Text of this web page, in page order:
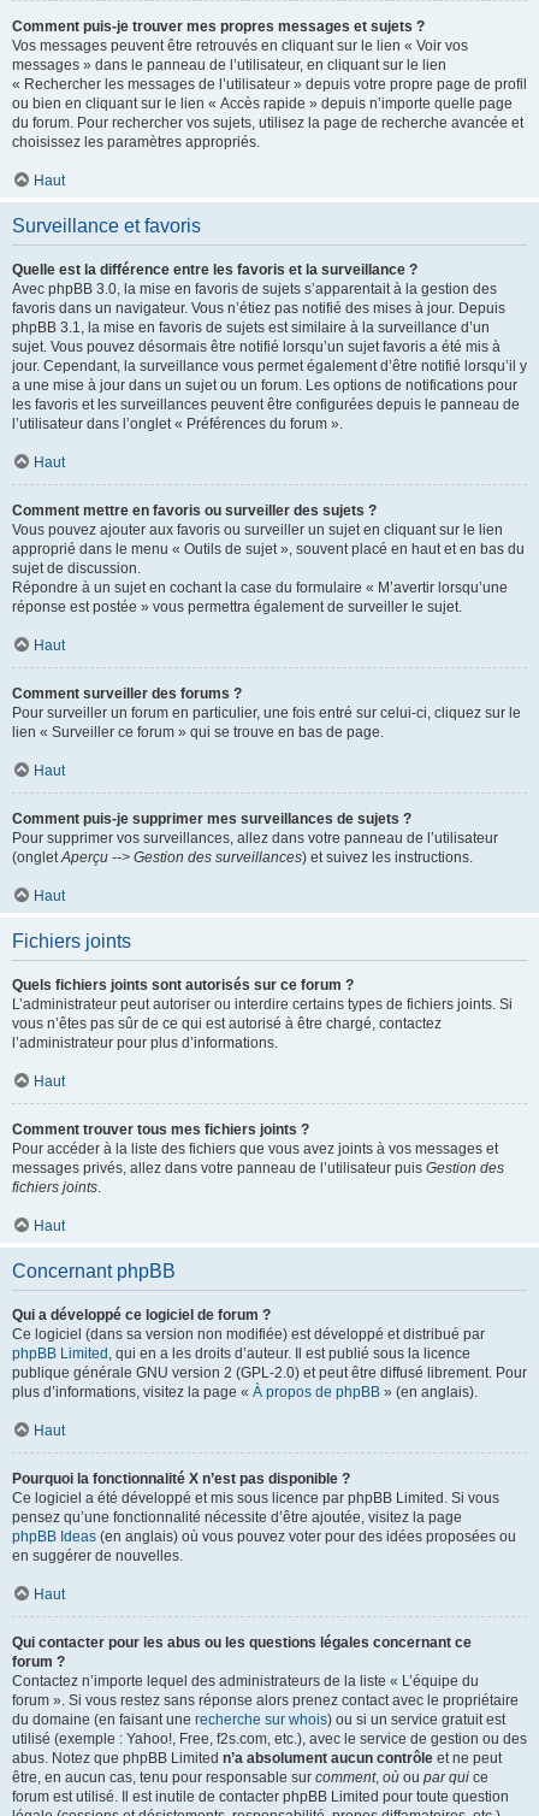
Comment puis-je trouver mes propres messages et sujets ?
Vos messages peuvent être retrouvés en cliquant sur le lien « Voir vos
messages » dans le panneau de l’utilisateur, en cliquant sur le lien
« Rechercher les messages de l’utilisateur » depuis votre propre page de profil
ou bien en cliquant sur le lien « Accès rapide » depuis n’importe quelle page
du forum. Pour rechercher vos sujets, utilisez la page de recherche avancée et
choisissez les paramètres appropriés.
Haut
Surveillance et favoris
Quelle est la différence entre les favoris et la surveillance ?
Avec phpBB 3.0, la mise en favoris de sujets s’apparentait à la gestion des
favoris dans un navigateur. Vous n’étiez pas notifié des mises à jour. Depuis
phpBB 3.1, la mise en favoris de sujets est similaire à la surveillance d’un
sujet. Vous pouvez désormais être notifié lorsqu’un sujet favoris a été mis à
jour. Cependant, la surveillance vous permet également d’être notifié lorsqu’il y
a une mise à jour dans un sujet ou un forum. Les options de notifications pour
les favoris et les surveillances peuvent être configurées depuis le panneau de
l’utilisateur dans l’onglet « Préférences du forum ».
Haut
Comment mettre en favoris ou surveiller des sujets ?
Vous pouvez ajouter aux favoris ou surveiller un sujet en cliquant sur le lien
approprié dans le menu « Outils de sujet », souvent placé en haut et en bas du
sujet de discussion.
Répondre à un sujet en cochant la case du formulaire « M’avertir lorsqu’une
réponse est postée » vous permettra également de surveiller le sujet.
Haut
Comment surveiller des forums ?
Pour surveiller un forum en particulier, une fois entré sur celui-ci, cliquez sur le
lien « Surveiller ce forum » qui se trouve en bas de page.
Haut
Comment puis-je supprimer mes surveillances de sujets ?
Pour supprimer vos surveillances, allez dans votre panneau de l’utilisateur
(ongletAperçu --> Gestion des surveillances) et suivez les instructions.
Haut
Fichiers joints
Quels fichiers joints sont autorisés sur ce forum ?
L’administrateur peut autoriser ou interdire certains types de fichiers joints. Si
vous n’êtes pas sûr de ce qui est autorisé à être chargé, contactez
l’administrateur pour plus d’informations.
Haut
Comment trouver tous mes fichiers joints ?
Pour accéder à la liste des fichiers que vous avez joints à vos messages et
messages privés, allez dans votre panneau de l’utilisateur puis Gestion des
fichiers joints.
Haut
Concernant phpBB
Qui a développé ce logiciel de forum ?
Ce logiciel (dans sa version non modifiée) est développé et distribué par
phpBB Limited , qui en a les droits d’auteur. Il est publié sous la licence
publique générale GNU version 2 (GPL-2.0) et peut être diffusé librement. Pour
plus d’informations, visitez la page « À propos de phpBB » (en anglais).
Haut
Pourquoi la fonctionnalité X n’est pas disponible ?
Ce logiciel a été développé et mis sous licence par phpBB Limited. Si vous
pensez qu’une fonctionnalité nécessite d’être ajoutée, visitez la page
phpBB Ideas (en anglais) où vous pouvez voter pour des idées proposées ou
en suggérer de nouvelles.
Haut
Qui contacter pour les abus ou les questions légales concernant ce
forum ?
Contactez n’importe lequel des administrateurs de la liste « L’équipe du
forum ». Si vous restez sans réponse alors prenez contact avec le propriétaire
du domaine (en faisant une recherche sur whois) ou si un service gratuit est
utilisé (exemple : Yahoo!, Free, f2s.com, etc.), avec le service de gestion ou des
abus. Notez que phpBB Limited n’a absolument aucun contrôle et ne peut
être, en aucun cas, tenu pour responsable sur comment, où ou par qui ce
forum est utilisé. Il est inutile de contacter phpBB Limited pour toute question